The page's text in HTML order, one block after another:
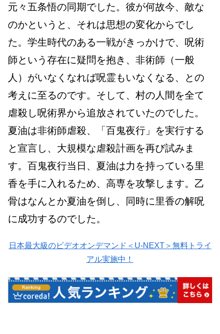
元々五条悟の同期でした。 彼が何故今、敵な
のかというと、 それは思想の変化からでし
た。 学生時代のある一戦がきっかけで、 呪術
師という存在に疑問を抱き、 非術師（一般
人）がいなくなれば呪霊もいなくなる、
との
考えに至るのです。 そして、村の人間を全て
虐殺し呪術界から追放されていたのでした。
夏油は非術師虐殺、
「百鬼夜行」を実行する
と宣言し、 大規模な虐殺計画を再び試みま
す。 百鬼夜行当日、 夏油は力を持っている里
香を手に入れるため、 高専を攻撃します。 乙
骨はなんとか夏油を倒し、同時に里香の解呪
に成功するのでした。
日本最大級のビデオオンデマンド＜U-NEXT＞無料トライ
アル実施中！